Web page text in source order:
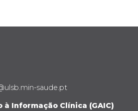
saude.pt
à Informação Clínica (GAIC)